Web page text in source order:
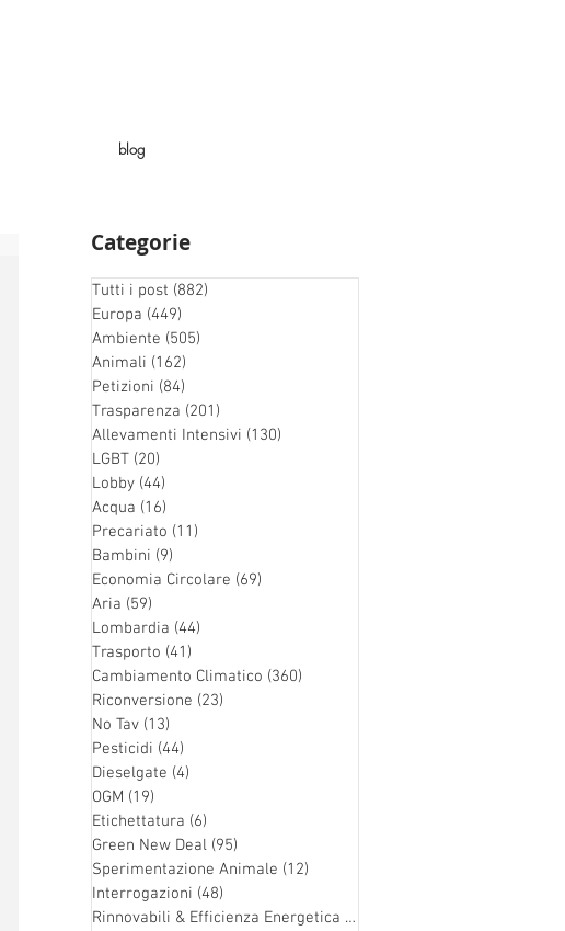
blog
Categorie
Tutti i post (882)
Europa (449)
Ambiente (505)
Animali (162)
Petizioni (84)
Trasparenza (201)
Allevamenti Intensivi (130)
LGBT (20)
Lobby (44)
Acqua (16)
Precariato (11)
Bambini (9)
Economia Circolare (69)
Aria (59)
Lombardia (44)
Trasporto (41)
Cambiamento Climatico (360)
Riconversione (23)
No Tav (13)
Pesticidi (44)
Dieselgate (4)
OGM (19)
Etichettatura (6)
Green New Deal (95)
Sperimentazione Animale (12)
Interrogazioni (48)
Rinnovabili & Efficienza Energetica (126)